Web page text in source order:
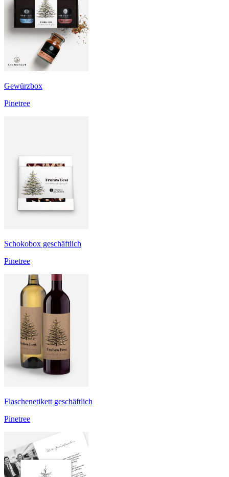
Gewürzbox
Pinetree
Schokobox geschäftlich
Pinetree
Flaschenetikett geschäftlich
Pinetree